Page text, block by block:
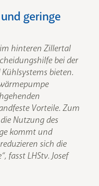
geringe
hinteren Zillertal
bei der
bieten.
Vorteile. Zum
Nutzung des
kommt und
sich die
fasst LHStv. Josef